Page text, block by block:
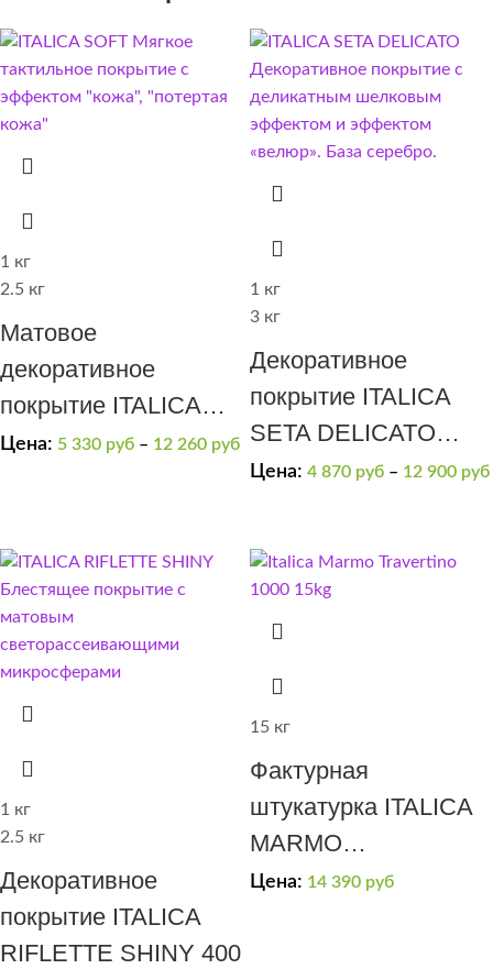
1 кг
2.5 кг
Матовое
декоративное
покрытие ITALICA
SOFT
Цена: 5 330 руб – 12 260 руб
1 кг
3 кг
Декоративное
покрытие ITALICA
SETA DELICATO
матовый шелк
Цена: 4 870 руб – 12 900 руб
1 кг
2.5 кг
Декоративное
покрытие ITALICA
RIFLETTE SHINY 400
15 кг
Фактурная
штукатурка ITALICA
MARMO
TRAVERTINO 1000
Цена: 14 390 руб